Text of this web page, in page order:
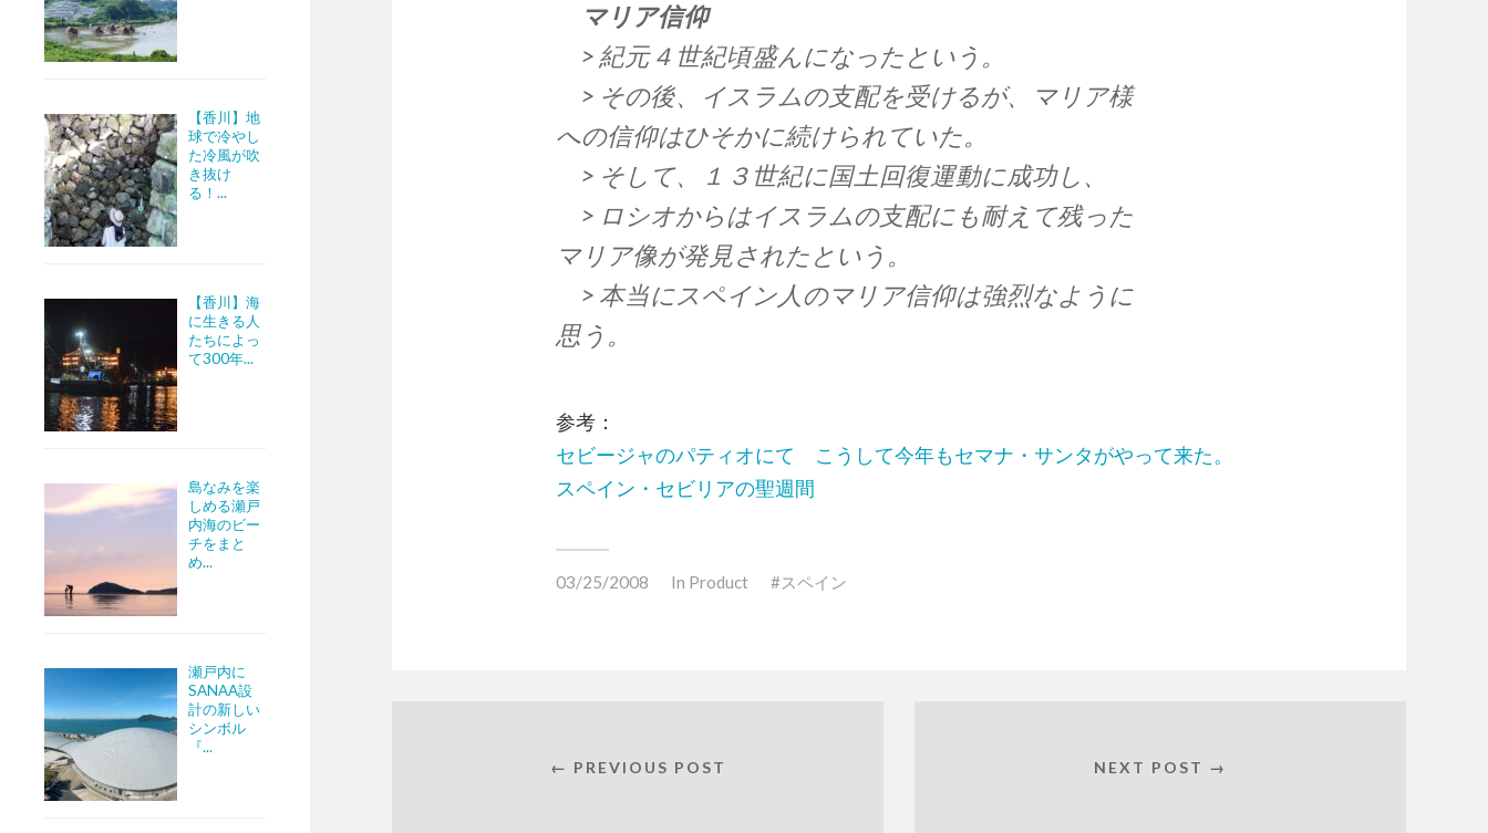
【香川】地
球で冷やし
た冷風が吹
き抜け
る！...
【香川】海
に生きる人
たちによっ
て300年...
島なみを楽
しめる瀬戸
内海のビー
チをまと
め...
瀬戸内に
SANAA設
計の新しい
シンボル
『...
マリア信仰
> 紀元４世紀頃盛んになったという。
> その後、イスラムの支配を受けるが、マリア様
への信仰はひそかに続けられていた。
> そして、１３世紀に国土回復運動に成功し、
> ロシオからはイスラムの支配にも耐えて残った
マリア像が発見されたという。
> 本当にスペイン人のマリア信仰は強烈なように
思う。
参考：
セビージャのパティオにて こうして今年もセマナ・サンタがやって来た。
スペイン・セビリアの聖週間
03/25/2008 In Product スペイン
← PREVIOUS POST NEXT POST →